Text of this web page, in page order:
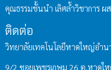
คุณธรรมชั้นนำ เลิศล้ำวิชาการ
ติดต่อ
วิทยาลัยเทคโนโลยีหาดใหญ่อำ
9/2 ซอยเพชรเกษม 26 ต.หาด